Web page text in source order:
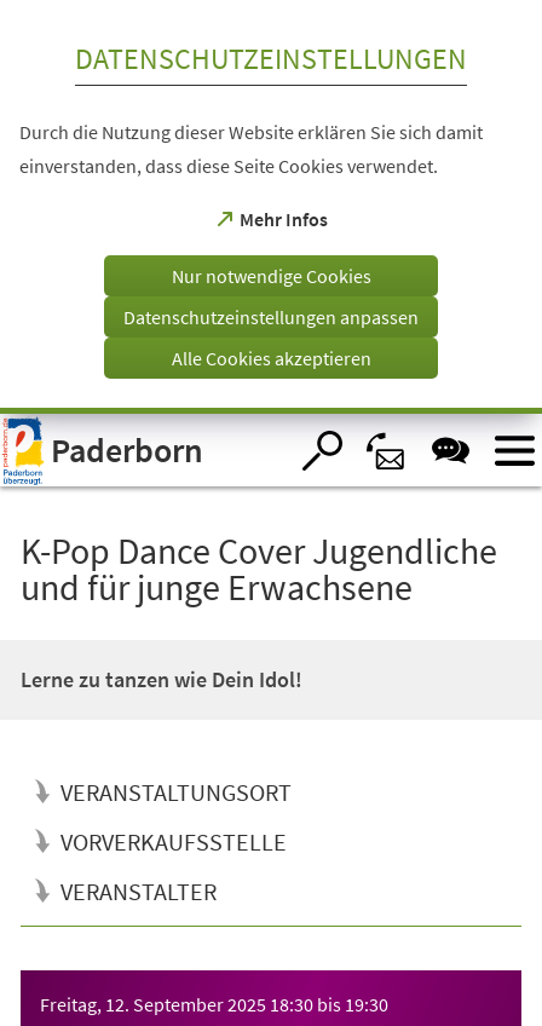
Visuelle
Assistenzsoftware
öffnen.
DATENSCHUTZEINSTELLUNGEN
Durch die Nutzung dieser Website erklären Sie sich damit
einverstanden, dass diese Seite Cookies verwendet.
Mehr Infos
(Öffnet
einem
Tab)
Nur notwendige Cookies
Datenschutzeinstellungen anpassen
Alle Cookies akzeptieren
Paderborn
K-Pop Dance Cover Jugendliche
und für junge Erwachsene
Lerne zu tanzen wie Dein Idol!
VERANSTALTUNGSORT
VORVERKAUFSSTELLE
VERANSTALTER
Freitag, 12. September 2025 18:30 bis 19:30